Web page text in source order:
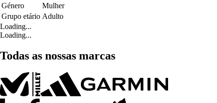
Género
Mulher
Grupo etário Adulto
Loading...
Loading...
Todas as nossas marcas